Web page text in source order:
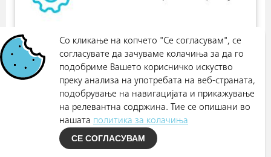
Со кликање на копчето "Се согласувам", се
согласувате да зачуваме колачиња за да го
подобриме Вашето корисничко искуство
преку анализа на употребата на веб-страната,
подобрување на навигацијата и прикажување
на релевантна содржина. Тие се опишани во
нашата политика за колачиња
СЕ СОГЛАСУВАМ